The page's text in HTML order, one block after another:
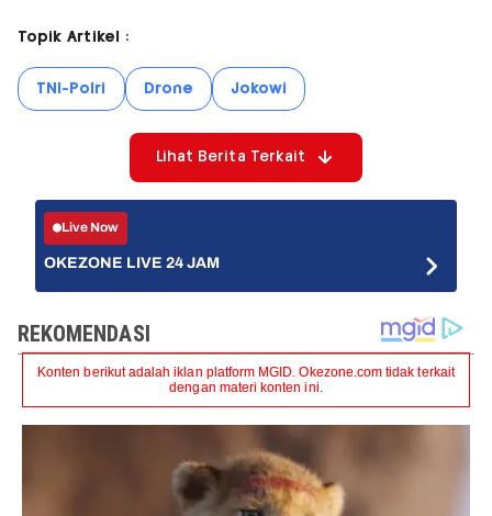
Topik Artikel :
TNI-Polri Drone Jokowi
Lihat Berita Terkait
Live Now
OKEZONE LIVE 24 JAM